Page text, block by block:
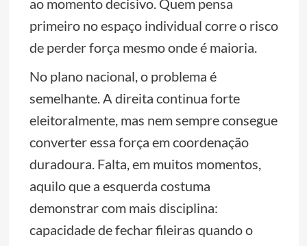
ao momento decisivo. Quem pensa
primeiro no espaço individual corre o risco
de perder força mesmo onde é maioria.
No plano nacional, o problema é
semelhante. A direita continua forte
eleitoralmente, mas nem sempre consegue
converter essa força em coordenação
duradoura. Falta, em muitos momentos,
aquilo que a esquerda costuma
demonstrar com mais disciplina:
capacidade de fechar fileiras quando o